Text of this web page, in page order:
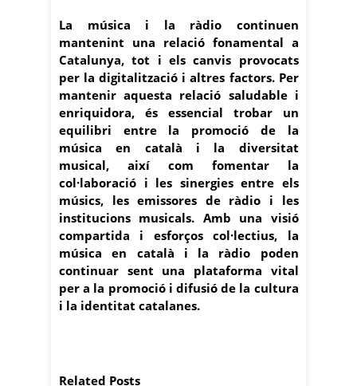
La música i la ràdio continuen
mantenint una relació fonamental a
Catalunya, tot i els canvis provocats
per la digitalització i altres factors. Per
mantenir aquesta relació saludable i
enriquidora, és essencial trobar un
equilibri entre la promoció de la
música en català i la diversitat
musical, així com fomentar la
col·laboració i les sinergies entre els
músics, les emissores de ràdio i les
institucions musicals. Amb una visió
compartida i esforços col·lectius, la
música en català i la ràdio poden
continuar sent una plataforma vital
per a la promoció i difusió de la cultura
i la identitat catalanes.
Related Posts